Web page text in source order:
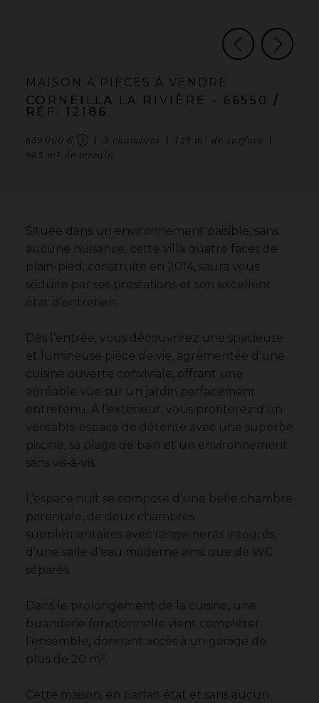
MAISON 4 PIÈCES À VENDRE
CORNEILLA LA RIVIÈRE
- 66550
/
RÉF: 12186
659 000 € 3 chambres 125 m² de surface
985 m² de terrain
Située dans un environnement paisible, sans
aucune nuisance, cette villa quatre faces de
plain-pied, construite en 2014, saura vous
séduire par ses prestations et son excellent
état d’entretien.
Dès l’entrée, vous découvrirez une spacieuse
et lumineuse pièce de vie, agrémentée d’une
cuisine ouverte conviviale, offrant une
agréable vue sur un jardin parfaitement
entretenu. À l’extérieur, vous profiterez d’un
véritable espace de détente avec une superbe
piscine, sa plage de bain et un environnement
sans vis-à-vis.
L’espace nuit se compose d’une belle chambre
parentale, de deux chambres
supplémentaires avec rangements intégrés,
d’une salle d’eau moderne ainsi que de WC
séparés.
Dans le prolongement de la cuisine, une
buanderie fonctionnelle vient compléter
l’ensemble, donnant accès à un garage de
plus de 20 m².
Cette maison, en parfait état et sans aucun